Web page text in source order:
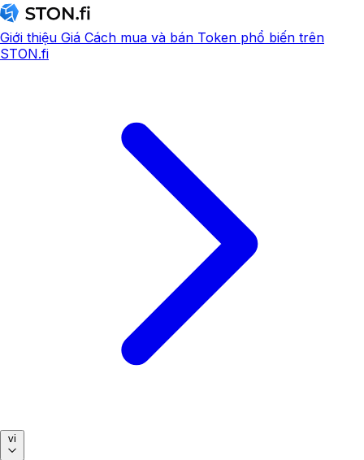
Giới thiệu Giá Cách mua và bán Token phổ biến trên
STON.fi
vi